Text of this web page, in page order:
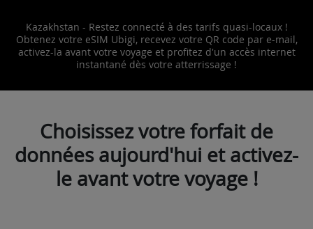
Kazakhstan - Restez connecté à des tarifs quasi-locaux !
Obtenez votre eSIM Ubigi, recevez votre QR code par e-mail,
activez-la avant votre voyage et profitez d'un accès internet
instantané dès votre atterrissage !
Choisissez votre forfait de
données aujourd'hui et activez-
le avant votre voyage !